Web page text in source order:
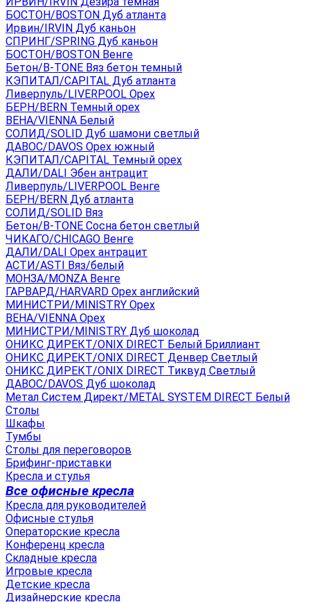
БОСТОН/BOSTON Дуб атланта
Ирвин/IRVIN Дуб каньон
СПРИНГ/SPRING Дуб каньон
БОСТОН/BOSTON Венге
Бетон/B-TONE Вяз бетон темный
КЭПИТАЛ/CAPITAL Дуб атланта
Ливерпуль/LIVERPOOL Орех
БЕРН/BERN Темный орех
ВЕНА/VIENNA Белый
СОЛИД/SOLID Дуб шамони светлый
ДАВОС/DAVOS Орех южный
КЭПИТАЛ/CAPITAL Темный орех
ДАЛИ/DALI Эбен антрацит
Ливерпуль/LIVERPOOL Венге
БЕРН/BERN Дуб атланта
СОЛИД/SOLID Вяз
Бетон/B-TONE Сосна бетон светлый
ЧИКАГО/CHICAGO Венге
ДАЛИ/DALI Орех антрацит
АСТИ/ASTI Вяз/белый
МОНЗА/MONZA Венге
ГАРВАРД/HARVARD Орех английский
МИНИСТРИ/MINISTRY Орех
ВЕНА/VIENNA Орех
МИНИСТРИ/MINISTRY Дуб шоколад
ОНИКС ДИРЕКТ/ONIX DIRECT Белый Бриллиант
ОНИКС ДИРЕКТ/ONIX DIRECT Денвер Светлый
ОНИКС ДИРЕКТ/ONIX DIRECT Тиквуд Светлый
ДАВОС/DAVOS Дуб шоколад
Метал Систем Директ/METAL SYSTEM DIRECT Белый
Столы
Шкафы
Тумбы
Столы для переговоров
Брифинг-приставки
Кресла и стулья
Все офисные кресла
Кресла для руководителей
Офисные стулья
Операторские кресла
Конференц кресла
Складные кресла
Игровые кресла
Детские кресла
Дизайнерские кресла